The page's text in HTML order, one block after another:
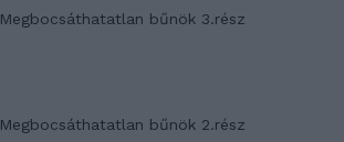
Megbocsáthatatlan bűnök 3.rész
Megbocsáthatatlan bűnök 2.rész